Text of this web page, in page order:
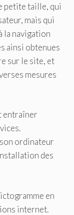
petite taille, qui
mais qui
la navigation
ainsi obtenues
sur le site, et
mesures
entraîner
ordinateur
des
en
internet.